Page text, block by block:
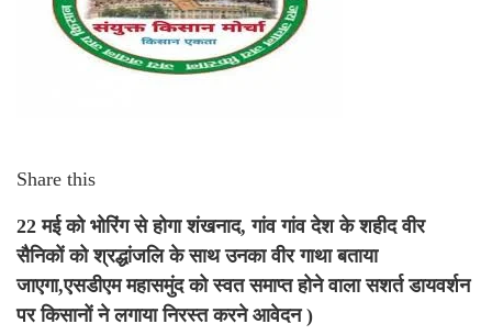
Share this
22 मई को भोरिंग से होगा शंखनाद, गांव गांव देश के शहीद वीर
सैनिकों को श्रद्धांजलि के साथ उनका वीर गाथा बताया
जाएगा,एसडीएम महासमुंद को स्वत समाप्त होने वाला सशर्त डायवर्शन
पर किसानों ने लगाया निरस्त करने आवेदन )